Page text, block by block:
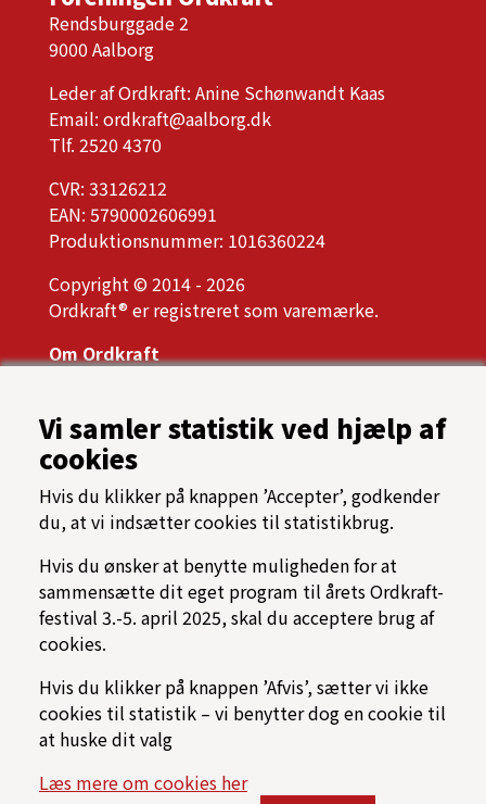
Rendsburggade 2
9000 Aalborg
Leder af Ordkraft: Anine Schønwandt Kaas
Email: ordkraft@aalborg.dk
Tlf. 2520 4370
CVR: 33126212
EAN: 5790002606991
Produktionsnummer: 1016360224
Copyright © 2014 - 2026
Ordkraft® er registreret som varemærke.
Om Ordkraft
Presse
Samarbejdspartnere
Tilgængelighed
Oftest stillede spørgsmål
Cookiespolitik
Programarkiv
→ Find vej til Nordkraft
⟳ Find rundt på Ordkraft
Vi samler statistik ved hjælp af
cookies
Hvis du klikker på knappen ’Accepter’, godkender
du, at vi indsætter cookies til statistikbrug.
Hvis du ønsker at benytte muligheden for at
sammensætte dit eget program til årets Ordkraft-
festival 3.-5. april 2025, skal du acceptere brug af
cookies.
Hvis du klikker på knappen ’Afvis’, sætter vi ikke
cookies til statistik – vi benytter dog en cookie til
at huske dit valg
Læs mere om cookies her